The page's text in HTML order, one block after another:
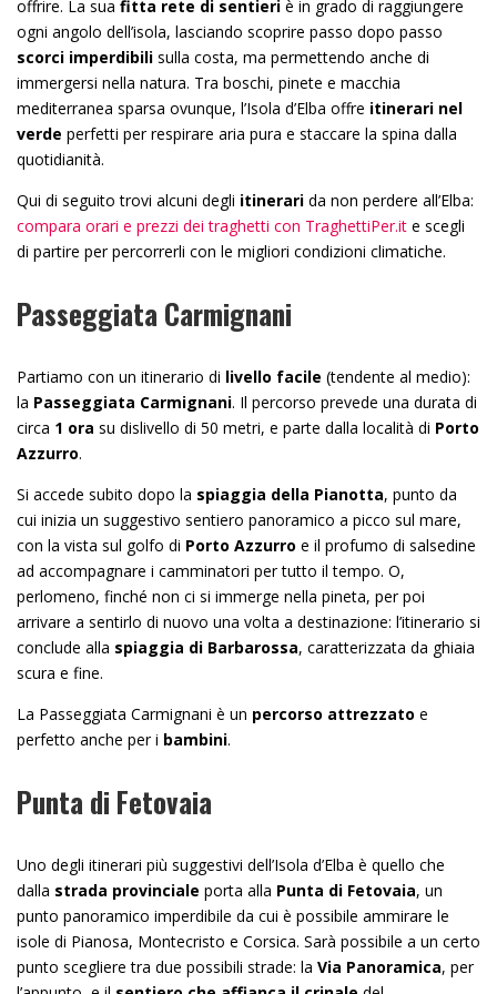
offrire. La sua fitta rete di sentieri è in grado di raggiungere
ogni angolo dell’isola, lasciando scoprire passo dopo passo
scorci imperdibili sulla costa, ma permettendo anche di
immergersi nella natura. Tra boschi, pinete e macchia
mediterranea sparsa ovunque, l’Isola d’Elba offre itinerari nel
verde perfetti per respirare aria pura e staccare la spina dalla
quotidianità.
Qui di seguito trovi alcuni degli itinerari da non perdere all’Elba:
compara orari e prezzi dei traghetti con TraghettiPer.it e scegli
di partire per percorrerli con le migliori condizioni climatiche.
Passeggiata Carmignani
Partiamo con un itinerario di livello facile (tendente al medio):
la Passeggiata Carmignani. Il percorso prevede una durata di
circa 1 ora su dislivello di 50 metri, e parte dalla località di Porto
Azzurro.
Si accede subito dopo la spiaggia della Pianotta, punto da
cui inizia un suggestivo sentiero panoramico a picco sul mare,
con la vista sul golfo di Porto Azzurro e il profumo di salsedine
ad accompagnare i camminatori per tutto il tempo. O,
perlomeno, finché non ci si immerge nella pineta, per poi
arrivare a sentirlo di nuovo una volta a destinazione: l’itinerario si
conclude alla spiaggia di Barbarossa, caratterizzata da ghiaia
scura e fine.
La Passeggiata Carmignani è un percorso attrezzato e
perfetto anche per i bambini.
Punta di Fetovaia
Uno degli itinerari più suggestivi dell’Isola d’Elba è quello che
dalla strada provinciale porta alla Punta di Fetovaia, un
punto panoramico imperdibile da cui è possibile ammirare le
isole di Pianosa, Montecristo e Corsica. Sarà possibile a un certo
punto scegliere tra due possibili strade: la Via Panoramica, per